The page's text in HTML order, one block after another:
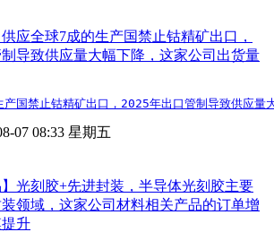
供应全球7成的生产国禁止钴精矿出口，
制导致供应量大幅下降，这家公司出货量
产国禁止钴精矿出口，2025年出口管制导致供应
07 08:33 星期五
】光刻胶+先进封装，半导体光刻胶主要
领域，这家公司材料相关产品的订单增
升